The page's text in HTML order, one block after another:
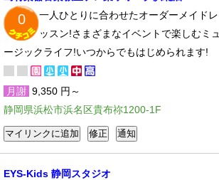
0
一人ひとりに合わせたオーダーメイドレ
ッスン!さまざまなイベントで楽しむミュ
ージックライフ!いつからでもはじめられます!
月謝 9,350 円～
静岡県浜松市浜名区貴布祢1200-1F
EYS-Kids 静岡スタジオ